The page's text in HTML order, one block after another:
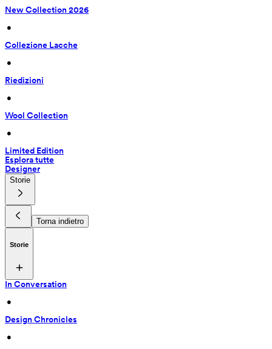
New Collection 2026
•
Collezione Lacche
•
Riedizioni
•
Wool Collection
•
Limited Edition
Esplora tutte
Designer
Storie
Torna indietro
Storie
In Conversation
•
Design Chronicles
•